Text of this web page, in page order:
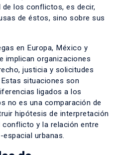
de los conflictos, es decir,
de éstos, sino sobre sus
en Europa, México y
implican organizaciones
justicia y solicitudes
situaciones son
ligados a los
no es una comparación de
hipótesis de interpretación
y la relación entre
urbanas.